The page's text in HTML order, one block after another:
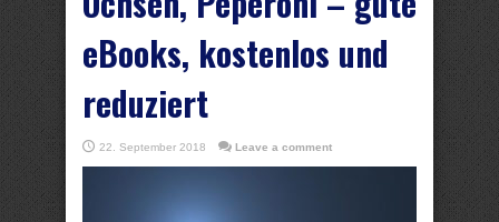
eBooks, kostenlos und
reduziert
22. September 2018 Leave a comment